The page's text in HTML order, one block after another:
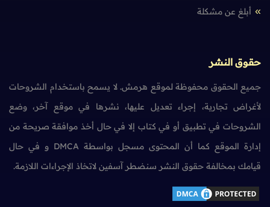
أبلغ عن مشكلة
حقوق النشر
جميع الحقوق محفوظة لموقع هرمش. لا يسمح باستخدام الشروحات
لأغراض تجارية، إجراء تعديل عليها، نشرها في موقع آخر، وضع
الشروحات في تطبيق أو في كتاب إلا في حال أخذ موافقة صريحة من
إدارة الموقع كما أن المحتوى مسجل بواسطة DMCA و في حال
قيامك بمخالفة حقوق النشر سنضطر آسفين لاتخاذ الإجراءات اللازمة.